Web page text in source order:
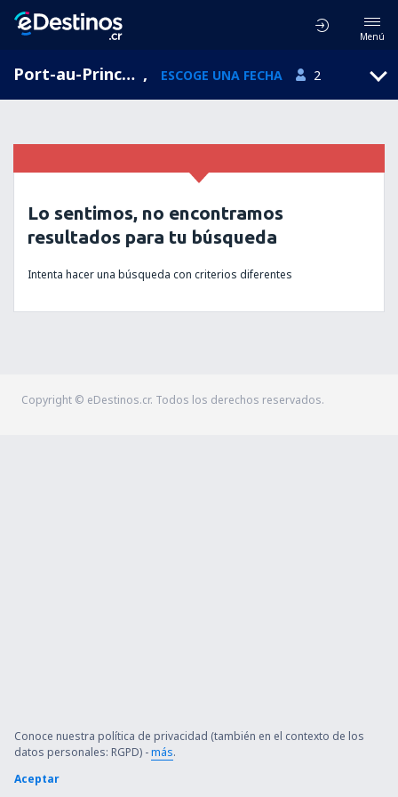
Menú
Port-au-Prince, West Department, Haití , ESCOGE UNA FECHA 2
Lo sentimos, no encontramos
resultados para tu búsqueda
Intenta hacer una búsqueda con criterios diferentes
Copyright © eDestinos.cr. Todos los derechos reservados.
Conoce nuestra política de privacidad (también en el contexto de los
datos personales: RGPD) -más.
Aceptar